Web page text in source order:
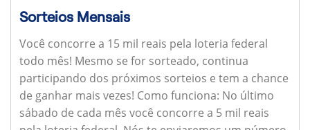
Sorteios Mensais
Você concorre a 15 mil reais pela loteria federal
todo mês! Mesmo se for sorteado, continua
participando dos próximos sorteios e tem a chance
de ganhar mais vezes! Como funciona: No último
sábado de cada mês você concorre a 5 mil reais